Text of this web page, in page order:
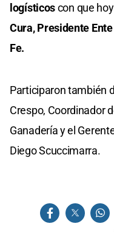
logísticoscon que
Cura, Presidente
Fe.
Participaron también
Crespo, Coordinador
Ganadería y el
Diego Scuccimarra.